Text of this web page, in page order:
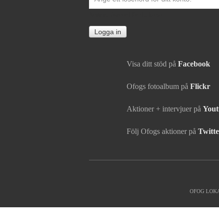
*
Visa ditt stöd på Facebook
Ofogs fotoalbum på Flickr
Aktioner + intervjuer på
Följ Ofogs aktioner på
OFOG